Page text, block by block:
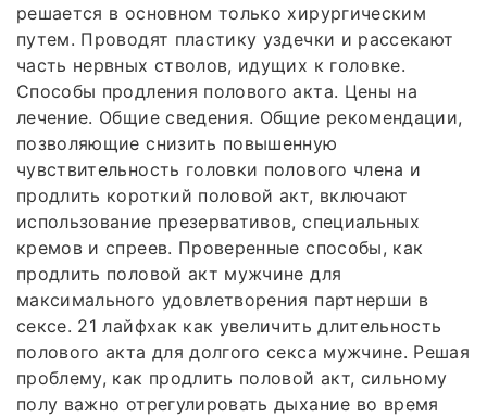
решается в основном только хирургическим
путем. Проводят пластику уздечки и рассекают
часть нервных стволов, идущих к головке.
Способы продления полового акта. Цены на
лечение. Общие сведения. Общие рекомендации,
позволяющие снизить повышенную
чувствительность головки полового члена и
продлить короткий половой акт, включают
использование презервативов, специальных
кремов и спреев. Проверенные способы, как
продлить половой акт мужчине для
максимального удовлетворения партнерши в
сексе. 21 лайфхак как увеличить длительность
полового акта для долгого секса мужчине. Решая
проблему, как продлить половой акт, сильному
полу важно отрегулировать дыхание во время